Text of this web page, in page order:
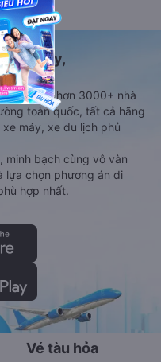
bay,
tiện với hơn 3000+ nhà
toàn quốc, tất cả hãng
máy, xe du lịch phủ
minh bạch cùng vô vàn
lựa chọn phương án di
hợp nhất.
Vé tàu hỏa